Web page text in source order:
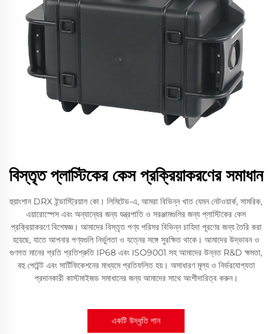
বিস্তৃত প্লাস্টিকের কেস প্রক্রিয়াকরণের সমাধান
হুয়াংশান DRX ইন্ডাস্ট্রিয়াল কো। লিমিটেড-এ, আমরা বিভিন্ন খাত যেমন নেটওয়ার্ক, সামরিক,
এয়ারোস্পেস এবং অন্যান্যের জন্য যন্ত্রপাতি ও সরঞ্জামগুলির জন্য প্লাস্টিকের কেস
প্রক্রিয়াকরণে বিশেষজ্ঞ। আমাদের বিস্তৃত পণ্য পরিসর বিভিন্ন চাহিদা পূরণের জন্য তৈরি করা
হয়েছে, যাতে আপনার পণ্যগুলি নির্ভুলতা ও যত্নের সঙ্গে সুরক্ষিত থাকে। আমাদের উদ্ভাবন ও
গুণগত মানের প্রতি প্রতিশ্রুতি IP68 এবং ISO9001 সহ আমাদের উন্নত R&D ক্ষমতা,
বহু পেটেন্ট এবং সার্টিফিকেশনের মাধ্যমে প্রতিফলিত হয়। অসাধারণ মূল্য ও নির্ভরযোগ্যতা
প্রদানকারী কাস্টমাইজড সমাধানের জন্য আমাদের সাথে অংশীদারিত্ব করুন।
একটি উদ্ধৃতি পান